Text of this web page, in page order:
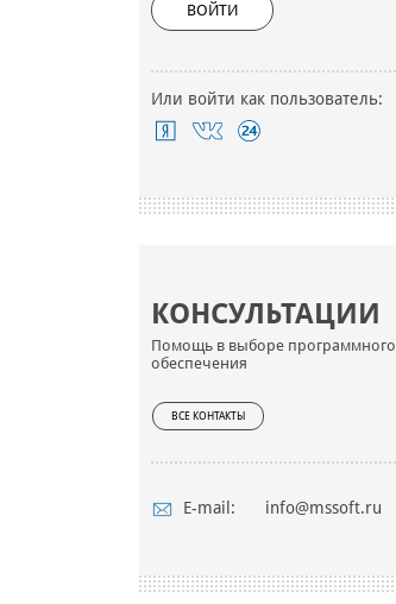
ВОЙТИ
Или войти как пользователь:
КОНСУЛЬТАЦИИ
Помощь в выборе программного
обеспечения
ВСЕ КОНТАКТЫ
E-mail: info@mssoft.ru